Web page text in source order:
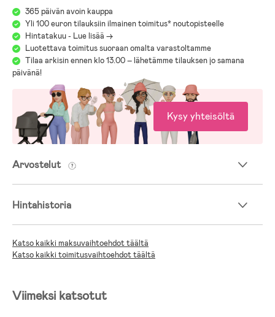
365 päivän avoin kauppa
Yli 100 euron tilauksiin ilmainen toimitus* noutopisteelle
Hintatakuu - Lue lisää ->
Luotettava toimitus suoraan omalta varastoltamme
Tilaa arkisin ennen klo 13.00 – lähetämme tilauksen jo samana
päivänä!
Kysy yhteisöltä
Arvostelut
Hintahistoria
Katso kaikki maksuvaihtoehdot täältä
Katso kaikki toimitusvaihtoehdot täältä
Viimeksi katsotut